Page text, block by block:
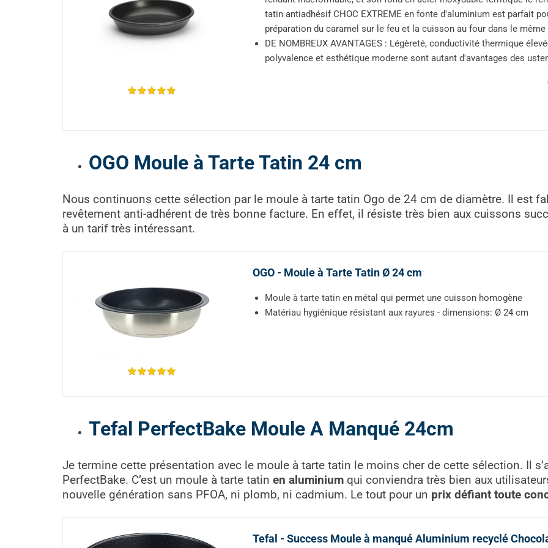
tatin antiadhésif CHOC EXTREME en fonte d'aluminium est parfait
préparation du caramel sur le feu et la cuisson au four dans le
DE NOMBREUX AVANTAGES : Légèreté, conductivité thermique
polyvalence et esthétique moderne sont autant d'avantages des
OGO Moule à Tarte Tatin 24 cm
Nous continuons cette sélection par le moule à tarte tatin Ogo de 24 cm de diamètre. Il est
revêtement anti-adhérent de très bonne facture. En effet, il résiste très bien aux cuissons
à un tarif très intéressant.
OGO - Moule à Tarte Tatin Ø 24 cm
Moule à tarte tatin en métal qui permet une cuisson homogène
Matériau hygiénique résistant aux rayures - dimensions: Ø 24 cm
Tefal PerfectBake Moule A Manqué 24cm
Je termine cette présentation avec le moule à tarte tatin le moins cher de cette sélection. Il
PerfectBake. C’est un moule à tarte tatin en aluminium qui conviendra très bien aux
nouvelle génération sans PFOA, ni plomb, ni cadmium. Le tout pour un prix défiant toute
Tefal - Success Moule à manqué Aluminium recyclé